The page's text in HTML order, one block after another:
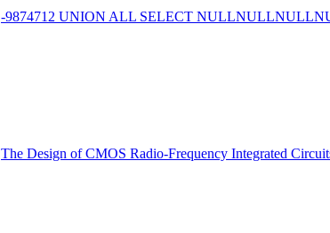
-9874712 UNION ALL SELECT
The Design of CMOS Radio-Frequency Integrated